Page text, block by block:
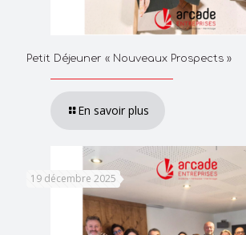
Petit Déjeuner « Nouveaux Prospects »
En savoir plus
19 décembre 2025